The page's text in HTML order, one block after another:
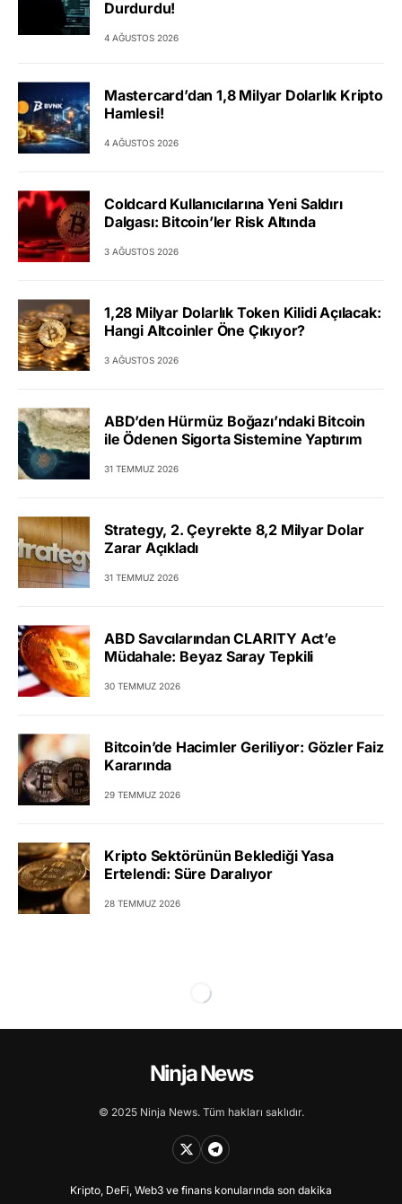
Durdurdu!
4 AĞUSTOS 2026
Mastercard’dan 1,8 Milyar Dolarlık Kripto
Hamlesi!
4 AĞUSTOS 2026
Coldcard Kullanıcılarına Yeni Saldırı
Dalgası: Bitcoin’ler Risk Altında
3 AĞUSTOS 2026
1,28 Milyar Dolarlık Token Kilidi Açılacak:
Hangi Altcoinler Öne Çıkıyor?
3 AĞUSTOS 2026
ABD’den Hürmüz Boğazı’ndaki Bitcoin
ile Ödenen Sigorta Sistemine Yaptırım
31 TEMMUZ 2026
Strategy, 2. Çeyrekte 8,2 Milyar Dolar
Zarar Açıkladı
31 TEMMUZ 2026
ABD Savcılarından CLARITY Act’e
Müdahale: Beyaz Saray Tepkili
30 TEMMUZ 2026
Bitcoin’de Hacimler Geriliyor: Gözler Faiz
Kararında
29 TEMMUZ 2026
Kripto Sektörünün Beklediği Yasa
Ertelendi: Süre Daralıyor
28 TEMMUZ 2026
Ninja News
© 2025 Ninja News. Tüm hakları saklıdır.
Kripto, DeFi, Web3 ve finans konularında son dakika